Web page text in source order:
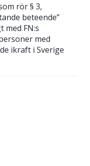
rör § 3,
beteende”
med FN:s
med
ikraft i Sverige